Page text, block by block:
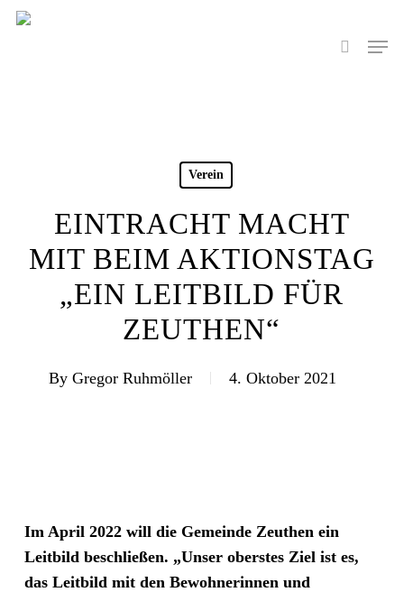
Skip
search
Menu
Verein
EINTRACHT MACHT
MIT BEIM AKTIONSTAG
„EIN LEITBILD FÜR
ZEUTHEN“
By Gregor Ruhmöller 4. Oktober 2021
Im April 2022 will die Gemeinde Zeuthen ein
Leitbild beschließen. „Unser oberstes Ziel ist es,
das Leitbild mit den Bewohnerinnen und